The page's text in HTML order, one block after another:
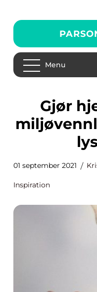
Menu
Gjør hjemmet mer
01 september 2021
Inspiration